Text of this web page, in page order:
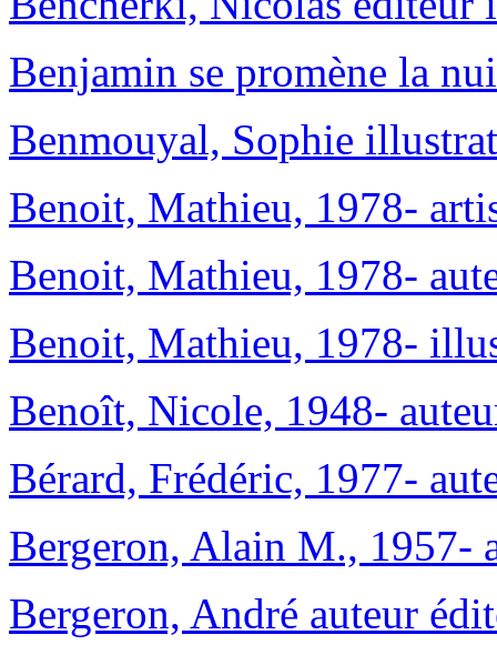
Benjamin se promène la
Benmouyal, Sophie
Benoit, Mathieu, 1978-
Benoit, Mathieu, 1978-
Benoit, Mathieu, 1978-
Benoît, Nicole, 1948-
Bérard, Frédéric, 1977-
Bergeron, Alain M., 1957-
Bergeron, André auteur